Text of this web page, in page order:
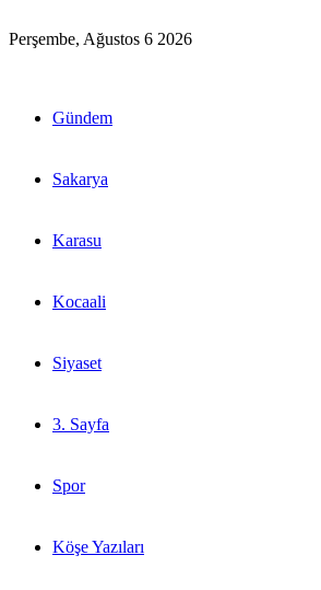
Perşembe, Ağustos 6 2026
Gündem
Sakarya
Karasu
Kocaali
Siyaset
3. Sayfa
Spor
Köşe Yazıları